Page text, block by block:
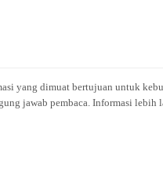
yang dimuat bertujuan untuk
jawab pembaca. Informasi lebih